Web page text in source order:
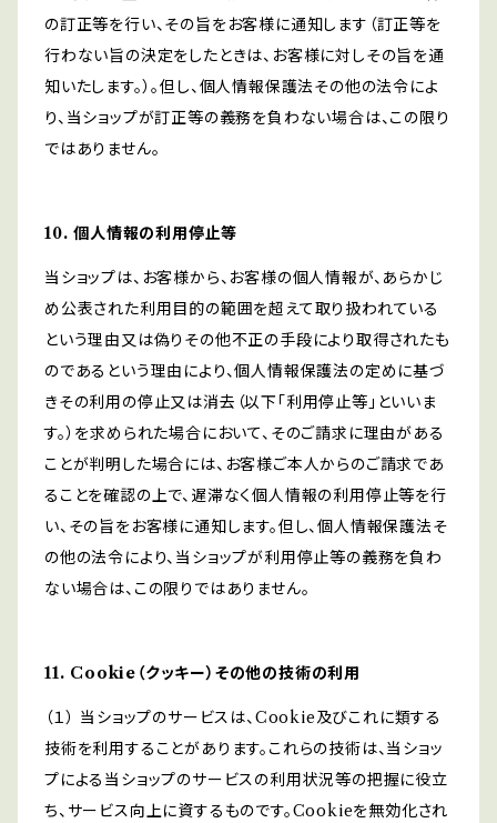
の訂正等を行い、その旨をお客様に通知します（訂正等を
行わない旨の決定をしたときは、お客様に対しその旨を通
知いたします。）。但し、個人情報保護法その他の法令によ
り、当ショップが訂正等の義務を負わない場合は、この限り
ではありません。
10. 個人情報の利用停止等
当ショップは、お客様から、お客様の個人情報が、あらかじ
め公表された利用目的の範囲を超えて取り扱われている
という理由又は偽りその他不正の手段により取得されたも
のであるという理由により、個人情報保護法の定めに基づ
きその利用の停止又は消去（以下「利用停止等」といいま
す。）を求められた場合において、そのご請求に理由がある
ことが判明した場合には、お客様ご本人からのご請求であ
ることを確認の上で、遅滞なく個人情報の利用停止等を行
い、その旨をお客様に通知します。但し、個人情報保護法そ
の他の法令により、当ショップが利用停止等の義務を負わ
ない場合は、この限りではありません。
11. Cookie（クッキー）その他の技術の利用
（１） 当ショップのサービスは、Cookie及びこれに類する
技術を利用することがあります。これらの技術は、当ショッ
プによる当ショップのサービスの利用状況等の把握に役立
ち、サービス向上に資するものです。Cookieを無効化され